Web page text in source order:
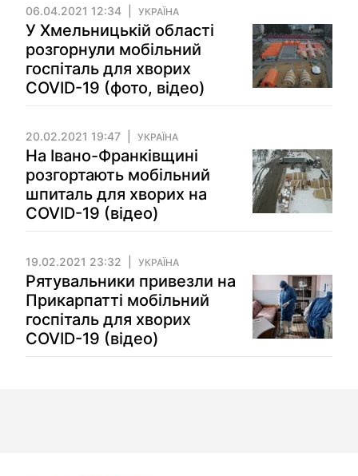
06.04.2021 12:34 УКРАЇНА
У Хмельницькій області
розгорнули мобільний
госпіталь для хворих
COVID-19 (фото, відео)
20.02.2021 19:47 УКРАЇНА
На Івано-Франківщині
розгортають мобільний
шпиталь для хворих на
COVID-19 (відео)
19.02.2021 23:32 УКРАЇНА
Рятувальники привезли на
Прикарпатті мобільний
госпіталь для хворих
COVID-19 (відео)